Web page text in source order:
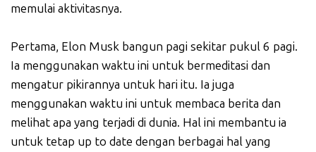
memulai aktivitasnya.
Pertama, Elon Musk bangun pagi sekitar pukul 6 pagi.
Ia menggunakan waktu ini untuk bermeditasi dan
mengatur pikirannya untuk hari itu. Ia juga
menggunakan waktu ini untuk membaca berita dan
melihat apa yang terjadi di dunia. Hal ini membantu ia
untuk tetap up to date dengan berbagai hal yang